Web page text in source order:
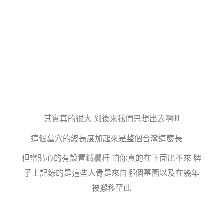
其實真的很大 到後來我們只想出去啊!!!!
這個墓穴的總長度加起來是整個台灣這麼長
但蠻貼心的有設置鐵欄杆 怕你真的在下面出不來 牌
子上記錄的是這些人骨是來自哪個墓園以及在幾年
被搬移至此